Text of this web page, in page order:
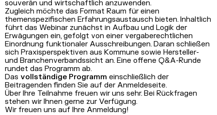
souverän und wirtschaftlich anzuwenden.
Zugleich möchte das Format Raum für einen
themenspezifischen Erfahrungsaustausch bieten. Inhaltlich
führt das Webinar zunächst in Aufbau und Logik der
Erwägungen ein, gefolgt von einer vergaberechtlichen
Einordnung funktionaler Ausschreibungen. Daran schließen
sich Praxisperspektiven aus Kommune sowie Hersteller-
und Branchenverbandssicht an. Eine offene Q&A-Runde
rundet das Programm ab.
Das vollständige Programm einschließlich der
Beitragenden finden Sie auf der Anmeldeseite.
Über Ihre Teilnahme freuen wir uns sehr. Bei Rückfragen
stehen wir Ihnen gerne zur Verfügung.
Wir freuen uns auf Ihre Anmeldung!